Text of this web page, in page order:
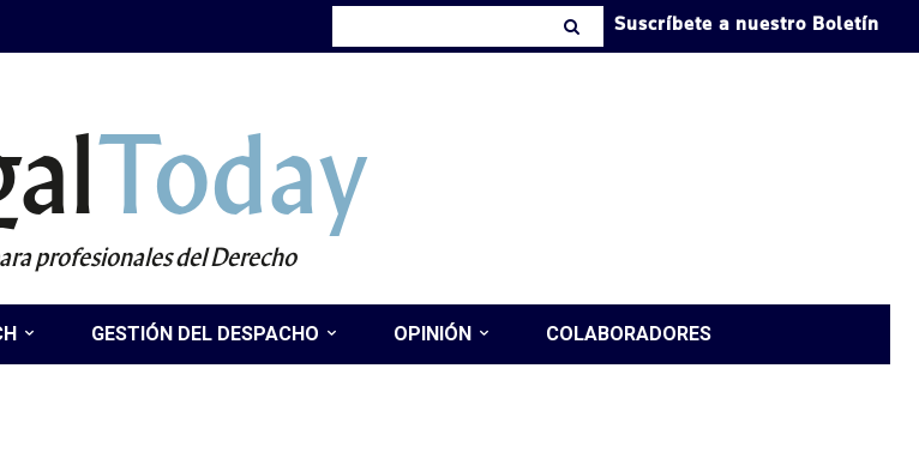
Suscríbete a nuestro Boletín
Today
profesionales del Derecho
GESTIÓN DEL DESPACHO OPINIÓN COLABORADORES